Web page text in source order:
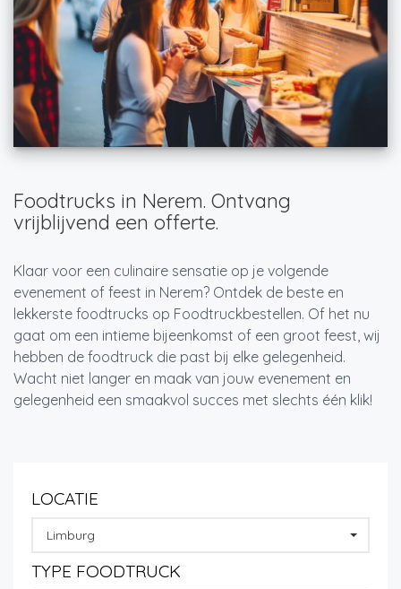
Foodtrucks in Nerem. Ontvang
vrijblijvend een offerte.
Klaar voor een culinaire sensatie op je volgende
evenement of feest in Nerem? Ontdek de beste en
lekkerste foodtrucks op Foodtruckbestellen. Of het nu
gaat om een intieme bijeenkomst of een groot feest, wij
hebben de foodtruck die past bij elke gelegenheid.
Wacht niet langer en maak van jouw evenement en
gelegenheid een smaakvol succes met slechts één klik!
LOCATIE
Limburg
TYPE FOODTRUCK